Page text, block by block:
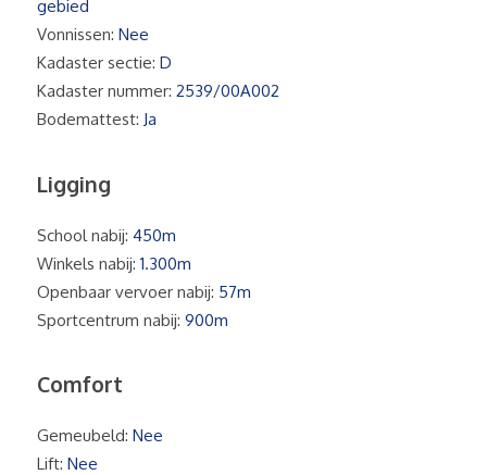
gebied
Vonnissen: Nee
Kadaster sectie: D
Kadaster nummer: 2539/00A002
Bodemattest: Ja
Ligging
School nabij: 450m
Winkels nabij: 1.300m
Openbaar vervoer nabij: 57m
Sportcentrum nabij: 900m
Comfort
Gemeubeld: Nee
Lift: Nee